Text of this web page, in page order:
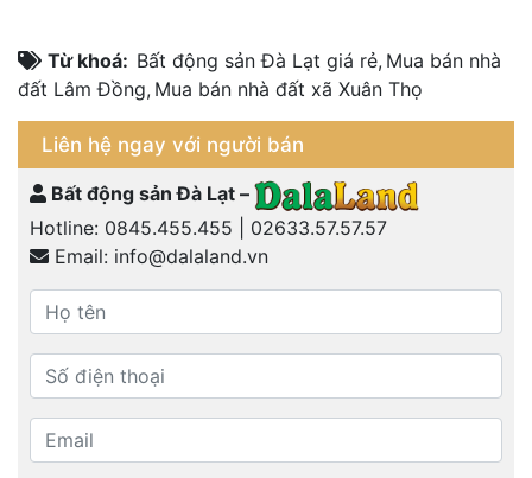
Từ khoá: Bất động sản Đà Lạt giá rẻ, Mua bán nhà
đất Lâm Đồng, Mua bán nhà đất xã Xuân Thọ
Liên hệ ngay với người bán
Bất động sản Đà Lạt –
Hotline: 0845.455.455
02633.57.57.57
Email: info@dalaland.vn